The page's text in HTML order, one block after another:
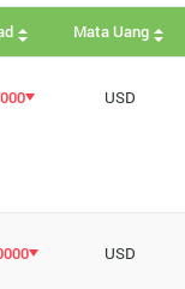
Mata Uang
USD
USD